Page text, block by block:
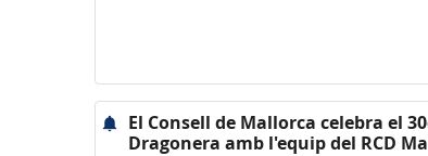
El Consell de Mallorca celebra el
Dragonera amb l'equip del RCD